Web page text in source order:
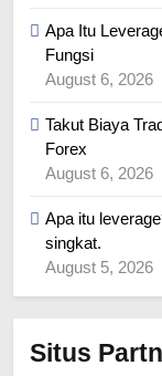
Apa Itu
Fungsi
August 6, 2026
Takut Biaya
Forex
August 6, 2026
Apa itu
singkat.
August 5, 2026
Situs